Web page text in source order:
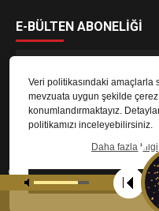
Veri politikasındaki amaçlarla
mevzuata uygun şekilde çerez
konumlandırmaktayız.
politikamızı inceleyebilirsiniz.
Daha fazla bilgi
Tamam
E-BÜLTEN ABONELİĞİ
E-Bülten aboneliği ile haberlere
© 2023Gaziantep Radyo
tarafından